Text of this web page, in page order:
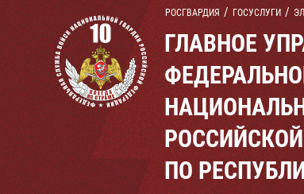
РОСГВАРДИЯ ГОСУСЛУГИ
ГЛАВНОЕ
ПО